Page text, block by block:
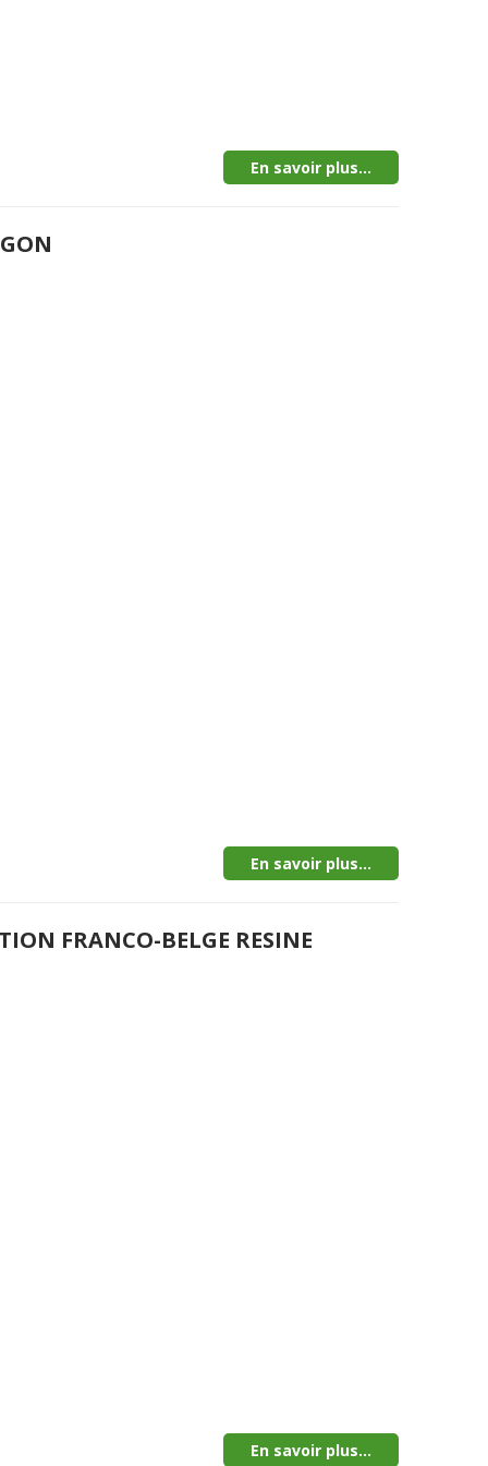
En savoir plus...
En savoir plus...
FRANCO-BELGE RESINE
En savoir plus...